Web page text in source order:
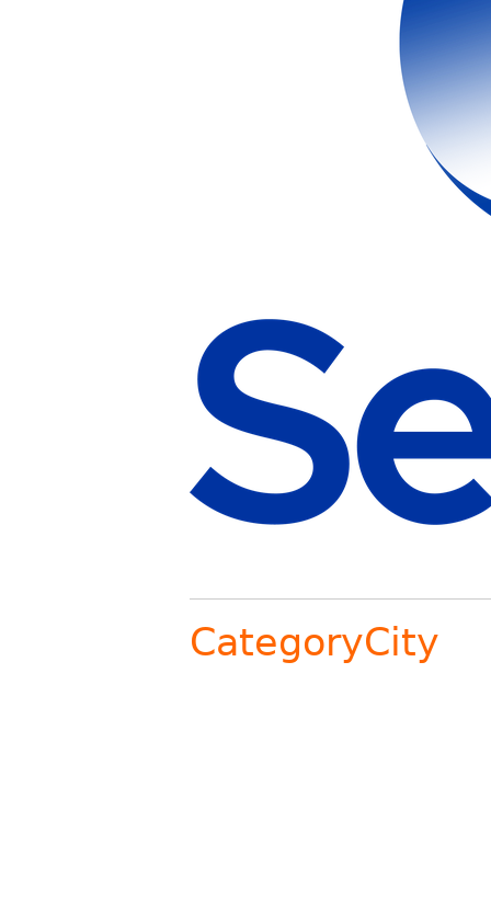
CategoryCity